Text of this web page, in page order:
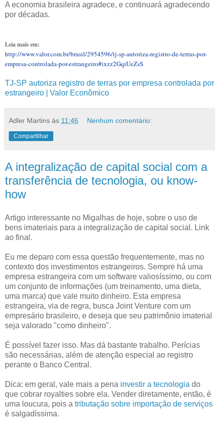
A economia brasileira agradece, e continuará agradecendo
por décadas.
Leia mais em:
http://www.valor.com.br/brasil/2954596/tj-sp-autoriza-registro-de-terras-por-
empresa-controlada-por-estrangeiro#ixzz2GqiUeZsS
TJ-SP autoriza registro de terras por empresa controlada por
estrangeiro | Valor Econômico
Adler Martins às 11:46 Nenhum comentário:
Compartilhar
A integralização de capital social com a
transferência de tecnologia, ou know-
how
Artigo interessante no Migalhas de hoje, sobre o uso de
bens imateriais para a integralização de capital social. Link
ao final.
Eu me deparo com essa questão frequentemente, mas no
contexto dos investimentos estrangeiros. Sempre há uma
empresa estrangeira com um software valiosíssimo, ou com
um conjunto de informações (um treinamento, uma dieta,
uma marca) que vale muito dinheiro. Esta empresa
estrangeira, via de regra, busca Joint Venture com um
empresário brasileiro, e deseja que seu patrimônio imaterial
seja valorado "como dinheiro".
É possível fazer isso. Mas dá bastante trabalho. Perícias
são necessárias, além de atenção especial ao registro
perante o Banco Central.
Dica: em geral, vale mais a pena investir a tecnologia do
que cobrar royalties sobre ela. Vender diretamente, então, é
uma loucura, pois a tributação sobre importação de serviços
é salgadíssima.